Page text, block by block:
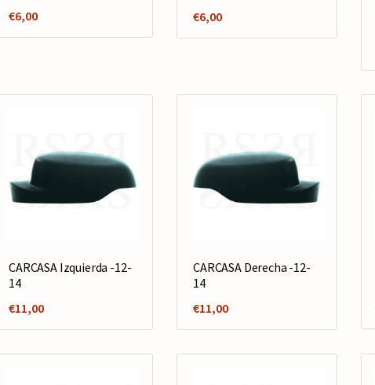
€6,00
€6,00
CARCASA Izquierda -12-
14
€11,00
CARCASA Derecha -12-
14
€11,00